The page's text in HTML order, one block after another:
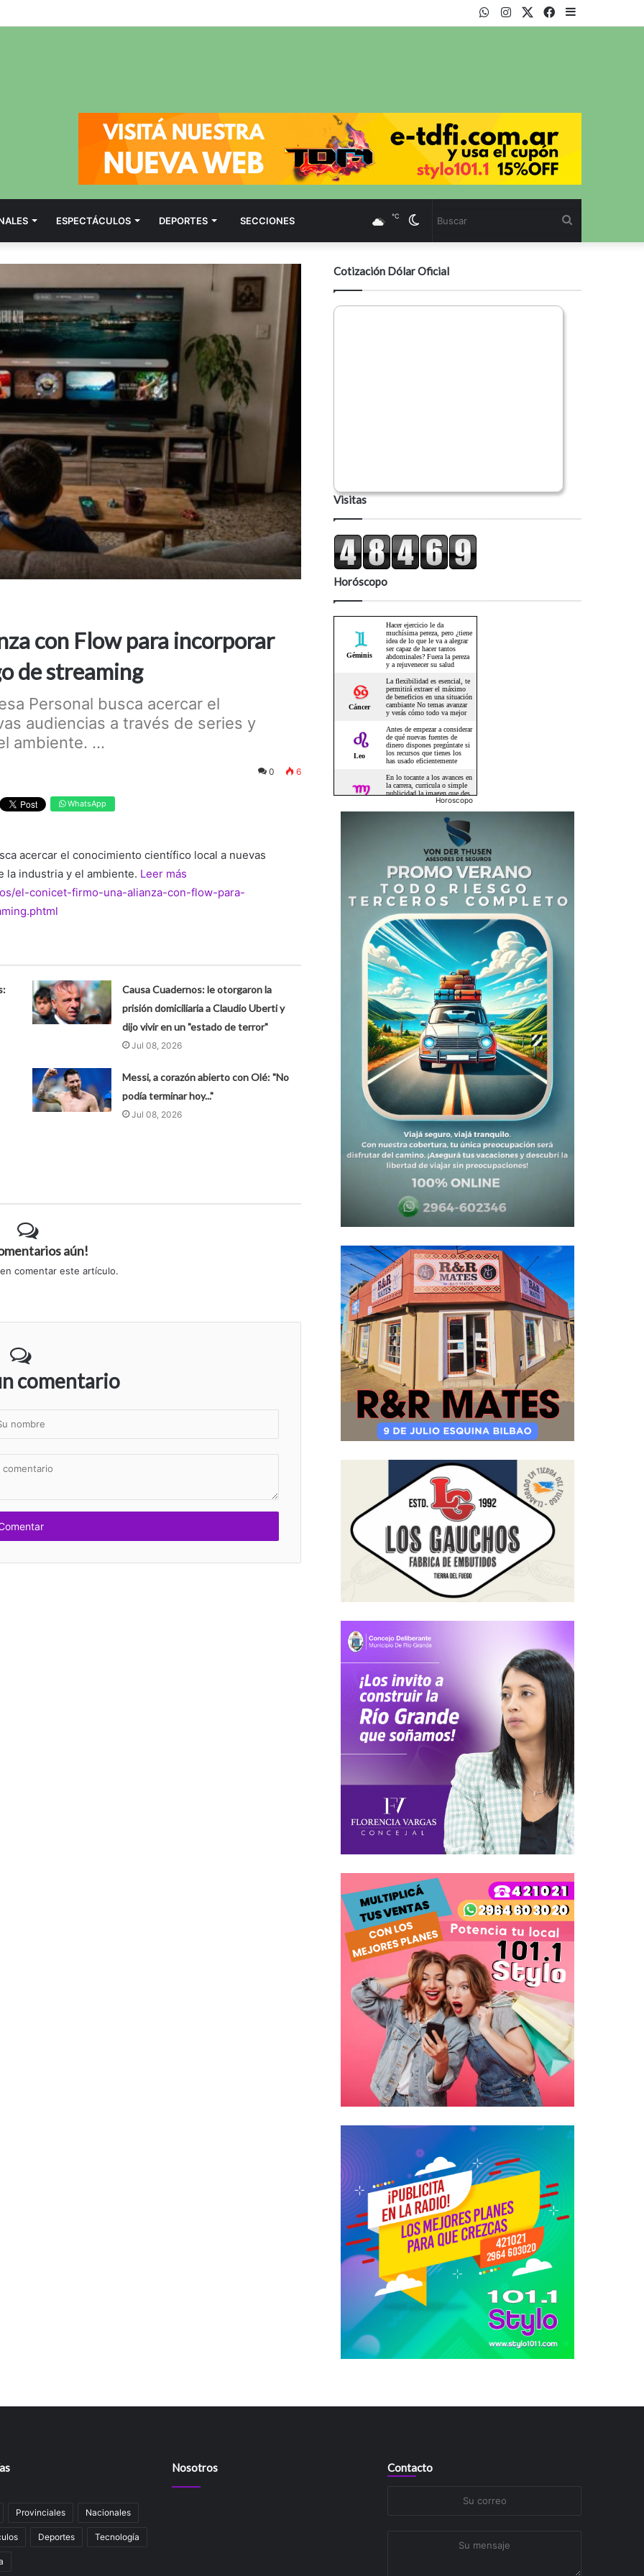
Facebook
Twitter
Instagram
WhatsApp
ESPECTÁCULOS DEPORTES SECCIONES Cambiar
modo
℃
con Flow para incorporar
de streaming
Personal busca acercar el
audiencias a través de series y
ambiente. ...
0 6
WhatsApp
acercar el conocimiento científico local a nuevas
la industria y el ambiente. Leer más
el-conicet-firmo-una-alianza-con-flow-para-
Causa Cuadernos: le otorgaron la
prisión domiciliaria a Claudio Uberti y
dijo vivir en un "estado de terror"
Jul 08, 2026
Messi, a corazón abierto con Olé: "No
podía terminar hoy..."
Jul 08, 2026
aún!
comentar este artículo.
comentario
Cotización Dólar Oficial
Visitas
Horóscopo
Horoscopo
Provinciales Nacionales
Deportes Tecnología
Nosotros Contacto